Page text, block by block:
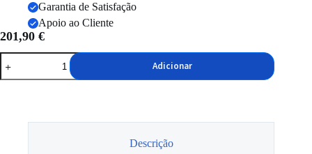
Garantia de Satisfação
Apoio ao Cliente
201,90 €
Quantidade
de
Suporte
Adicionar
Descrição